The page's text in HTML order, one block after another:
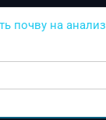
почву на анализ